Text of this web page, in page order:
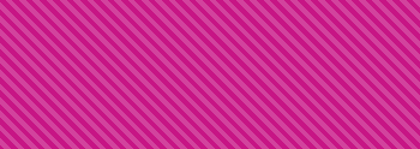
コ
ン
テ
ン
ツ
へ
ナ
ビ
ゲ
ー
シ
ョ